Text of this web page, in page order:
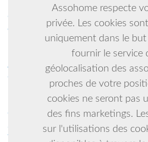
Assohome respecte
privée. Les cookies
uniquement dans le
fournir le service
géolocalisation des
proches de votre
cookies ne seront pas
des fins marketings.
sur l'utilisations des
Karate qi gong 1
Chant 1
écoute entraide 1
Associatiobn d' entraide et de
Cso 1
Karate, self defense, ju jitsu, arts
Gynmastique 1
Scout 1
Yoga, accompagnement énergétique,